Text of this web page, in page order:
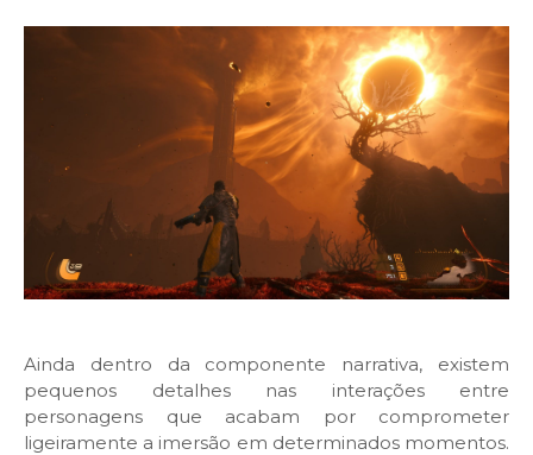
Ainda dentro da componente narrativa, existem
pequenos detalhes nas interações entre
personagens que acabam por comprometer
ligeiramente a imersão em determinados momentos.